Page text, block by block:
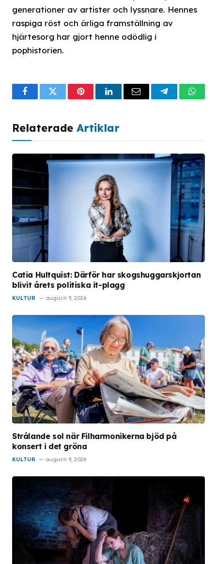
generationer av artister och lyssnare. Hennes
raspiga röst och ärliga framställning av
hjärtesorg har gjort henne odödlig i
pophistorien.
FacebookTwitterPinterestLinkedInEmail Telegram
Relaterade Artiklar
Catia Hultquist: Därför har skogshuggarskjortan
blivit årets politiska it-plagg
KULTUR augusti 9, 2026
Strålande sol när Filharmonikerna bjöd på
konsert i det gröna
KULTUR augusti 9, 2026